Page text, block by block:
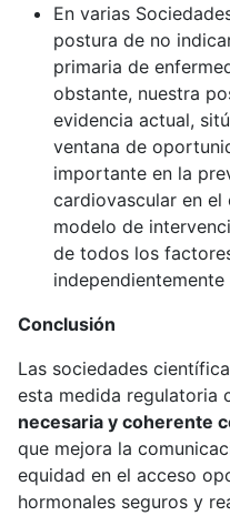
En varias
postura de no
primaria de
obstante, nuestra
evidencia actual,
ventana de
importante en la
cardiovascular en
modelo de
de todos los
Conclusión
Las sociedades
esta medida regulatoria
necesaria y coherente
que mejora la
equidad en el acceso
hormonales seguros y